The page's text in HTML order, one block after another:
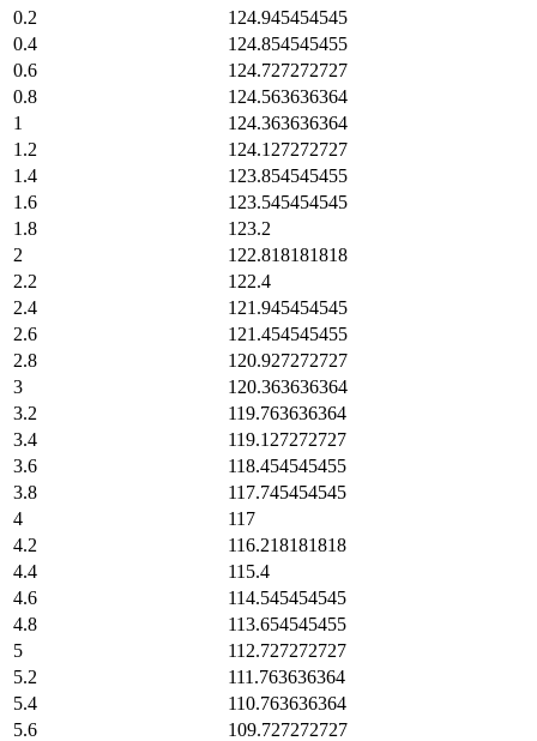
0.2
124.945454545
0.4
124.854545455
0.6
124.727272727
0.8
124.563636364
1
124.363636364
1.2
124.127272727
1.4
123.854545455
1.6
123.545454545
1.8
123.2
2
122.818181818
2.2
122.4
2.4
121.945454545
2.6
121.454545455
2.8
120.927272727
3
120.363636364
3.2
119.763636364
3.4
119.127272727
3.6
118.454545455
3.8
117.745454545
4
117
4.2
116.218181818
4.4
115.4
4.6
114.545454545
4.8
113.654545455
5
112.727272727
5.2
111.763636364
5.4
110.763636364
5.6
109.727272727